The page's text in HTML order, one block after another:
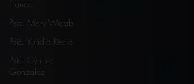
Franco
Psic. Mary Wicab
Psic. Yuridia Recio
Psic. Cynthia
Gonzalez